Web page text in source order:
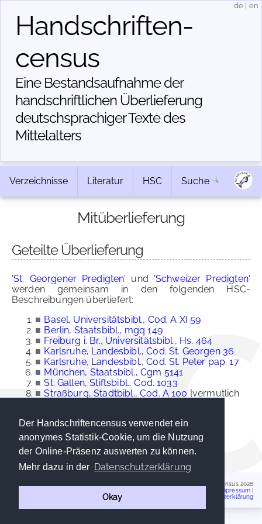
Der Handschriftencensus verwendet ein
anonymes Statistik-Cookie, um die Nutzung
der Online-Präsenz auswerten zu können.
Mehr dazu in der Datenschutzerklärung
Okay
Handschriften­
census
Eine Bestandsaufnahme der
handschriftlichen Über­lieferung
deutschsprachiger Texte des
Mittelalters
de en
Verzeichnisse Literatur HSC Suche
Mitüberlieferung
Geteilte Überlieferung
'St. Georgener Predigten' und 'Schweizer Predigten'
werden gemeinsam in den folgenden HSC-
Beschreibungen überliefert:
■ Basel, Universitätsbibl., Cod. A XI 59
■ Berlin, Staatsbibl., mgq 149
■ Freiburg i. Br., Universitätsbibl., Hs. 464
■ Karlsruhe, Landesbibl., Cod. St. Georgen 36
■ Karlsruhe, Landesbibl., Cod. St. Peter pap. 17
■ München, Staatsbibl., Cgm 5141
■ St. Gallen, Stiftsbibl., Cod. 1033
■ Straßburg, Stadtbibl., Cod. A 100 [vermutlich
ausgelöster Spiegel
■ Zürich, Zentralbibl., Ms. A 131
■
Zürich, Zentralbibl., Ms. C 76
Handschriftencensus 2026
Impressum
Datenschutzerklärung